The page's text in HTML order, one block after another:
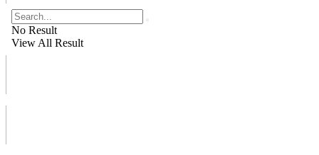
No Result
View All Result